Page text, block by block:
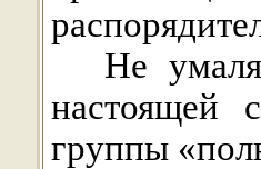
Не
настоящей
группы